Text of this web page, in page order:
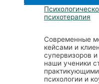
психотерапия
Современные
кейсами и
супервизоров
наши ученики
психологии и